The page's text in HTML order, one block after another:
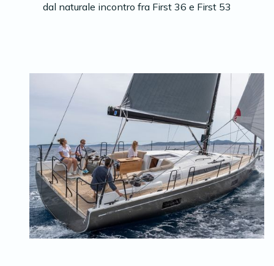
dal naturale incontro fra First 36 e First 53